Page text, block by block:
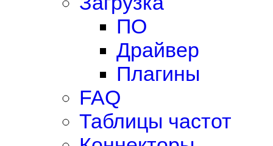
ПО
Драйвер
Плагины
FAQ
Таблицы частот